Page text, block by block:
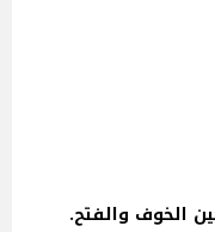
الخوف والفتح.